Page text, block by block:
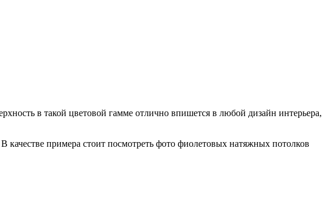
в такой цветовой гамме отлично впишется в любой дизайн интерьера,
примера стоит посмотреть фото фиолетовых натяжных потолков